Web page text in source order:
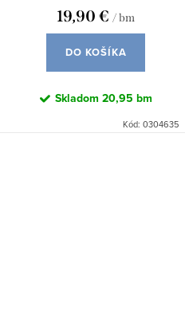
19,90 € / bm
DO KOŠÍKA
Skladom 20,95 bm
Kód: 0304635